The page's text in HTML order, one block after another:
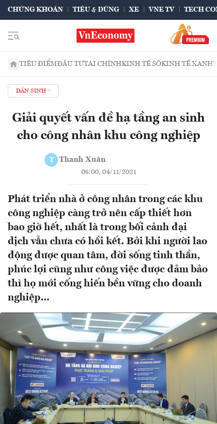
CHỨNG KHOÁN TIÊU & DÙNG XE VNE TV TECH
TIÊU ĐIỂMĐẦU TƯTÀI CHÍNHKINH TẾ SỐKINH TẾ XANH
DÂN SINH
Giải quyết vấn đề hạ tầng an sinh
cho công nhân khu công nghiệp
T Thanh Xuân
06:00, 04/11/2021
Phát triển nhà ở công nhân trong các khu
công nghiệp càng trở nên cấp thiết hơn
bao giờ hết, nhất là trong bối cảnh đại
dịch vẫn chưa có hồi kết. Bởi khi người lao
động được quan tâm, đời sống tinh thần,
phúc lợi cũng như công việc được đảm bảo
thì họ mới cống hiến bền vững cho doanh
nghiệp...